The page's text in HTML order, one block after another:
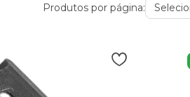
Produtos por página: